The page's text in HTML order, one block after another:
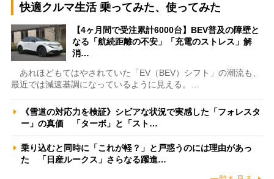
快適クルマ生活 乗ってみた、使ってみた
【4ヶ月間で受注累計6000台】BEV普及の障壁と
なる「航続距離の不安」「充電のストレス」解
消…
あれほどもてはやされていた「EV（BEV）シフト」の潮流も、
最近では減速基調になっているように見える。…
《雪道の対応力を検証》シビアな状況で実感した「フォレスタ
ー」の真価 「ターボ」と「スト…
乗り込むと同時に「これが軽？」と戸惑うのには理由があっ
た 「日産ルークス」さらなる躍進…